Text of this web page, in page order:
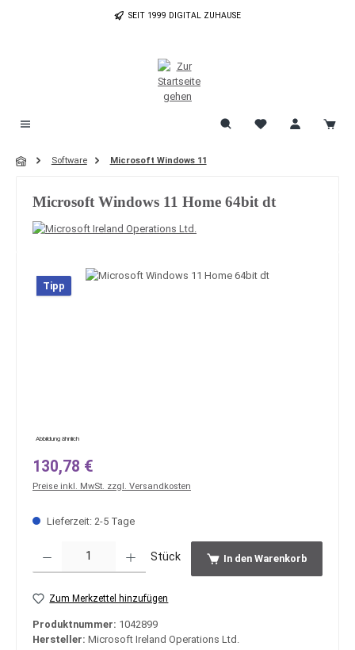
Zum Hauptinhalt springen SEIT 1999 DIGITAL ZUHAUSE
Software Microsoft Windows 11
Microsoft Windows 11 Home 64bit dt
Bildergalerie überspringen
Tipp
Abbildung ähnlich
Regulärer Preis:
130,78 €
Preise inkl. MwSt. zzgl. Versandkosten
Lieferzeit: 2-5 Tage
Stück In den Warenkorb
Zum Merkzettel hinzufügen
Produktnummer: 1042899
Hersteller: Microsoft Ireland Operations Ltd.